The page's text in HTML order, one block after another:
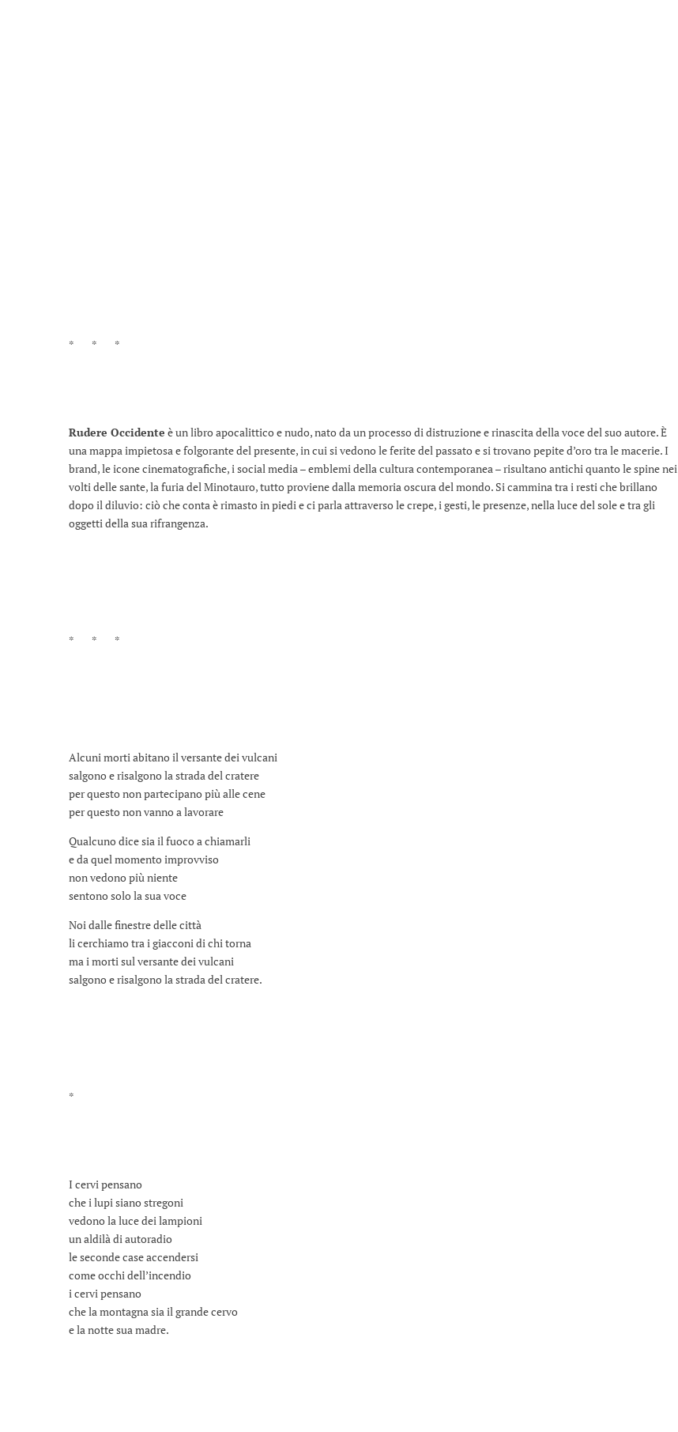
* * *
Rudere Occidente è un libro apocalittico e nudo, nato da un processo di distruzione e rinascita della voce del suo autore. È
una mappa impietosa e folgorante del presente, in cui si vedono le ferite del passato e si trovano pepite d’oro tra le macerie. I
brand, le icone cinematografiche, i social media – emblemi della cultura contemporanea – risultano antichi quanto le spine nei
volti delle sante, la furia del Minotauro, tutto proviene dalla memoria oscura del mondo. Si cammina tra i resti che brillano
dopo il diluvio: ciò che conta è rimasto in piedi e ci parla attraverso le crepe, i gesti, le presenze, nella luce del sole e tra gli
oggetti della sua rifrangenza.
* * *
Alcuni morti abitano il versante dei vulcani
salgono e risalgono la strada del cratere
per questo non partecipano più alle cene
per questo non vanno a lavorare
Qualcuno dice sia il fuoco a chiamarli
e da quel momento improvviso
non vedono più niente
sentono solo la sua voce
Noi dalle finestre delle città
li cerchiamo tra i giacconi di chi torna
ma i morti sul versante dei vulcani
salgono e risalgono la strada del cratere.
*
I cervi pensano
che i lupi siano stregoni
vedono la luce dei lampioni
un aldilà di autoradio
le seconde case accendersi
come occhi dell’incendio
i cervi pensano
che la montagna sia il grande cervo
e la notte sua madre.